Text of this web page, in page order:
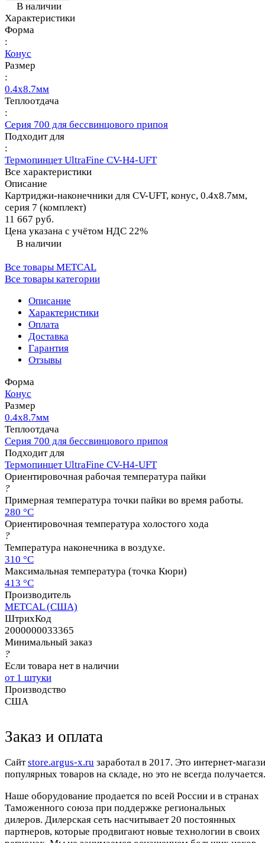
В наличии
Характеристики
Форма
:
Конус
Размер
:
0.4х8.7мм
Теплоотдача
:
Серия 700 для бессвинцового припоя
Подходит для
:
Термопинцет UltraFine CV-H4-UFT
Все характеристики
Описание
Картриджи-наконечники для CV-UFT, конус, 0.4х8.7мм,
серия 7 (комплект)
11 667 руб.
Цена указана с учётом НДС 22%
В наличии
Все товары METCAL
Все товары категории
Описание
Характеристики
Оплата
Доставка
Гарантия
Отзывы
Форма
Конус
Размер
0.4х8.7мм
Теплоотдача
Серия 700 для бессвинцового припоя
Подходит для
Термопинцет UltraFine CV-H4-UFT
Ориентировочная рабочая температура пайки
?
Примерная температура точки пайки во время работы.
280 °C
Ориентировочная температура холостого хода
?
Температура наконечника в воздухе.
310 °C
Максимальная температура (точка Кюри)
413 °C
Производитель
METCAL (США)
ШтрихКод
2000000033365
Минимальный заказ
?
Если товара нет в наличии
от 1 штуки
Производство
США
Заказ и оплата
Cайтstore.argus-x.ru заработал в 2017. Это интернет-
популярных товаров на складе, но это не всегда
Наше оборудование продается по всей России и в странах
Таможенного союза при поддержке региональных
дилеров. Дилерская сеть насчитывает 20 постоянных
партнеров, которые продвигают новые технологии в своих